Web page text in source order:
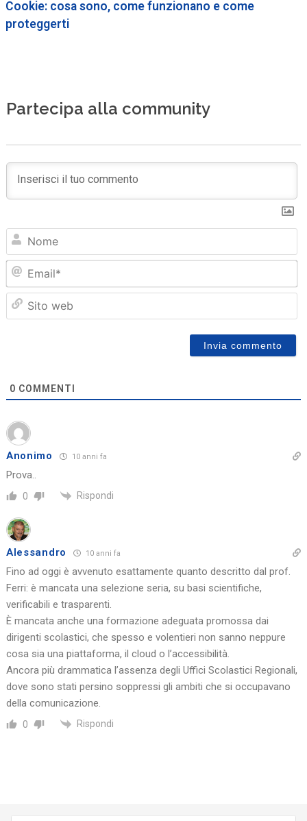
Cookie: cosa sono, come funzionano e come
proteggerti
Partecipa alla community
0 COMMENTI
Anonimo 10 anni fa
Prova..
0 Rispondi
Alessandro 10 anni fa
Fino ad oggi è avvenuto esattamente quanto descritto dal prof.
Ferri: è mancata una selezione seria, su basi scientifiche,
verificabili e trasparenti.
È mancata anche una formazione adeguata promossa dai
dirigenti scolastici, che spesso e volentieri non sanno neppure
cosa sia una piattaforma, il cloud o l’accessibilità.
Ancora più drammatica l’assenza degli Uffici Scolastici Regionali,
dove sono stati persino soppressi gli ambiti che si occupavano
della comunicazione.
0 Rispondi